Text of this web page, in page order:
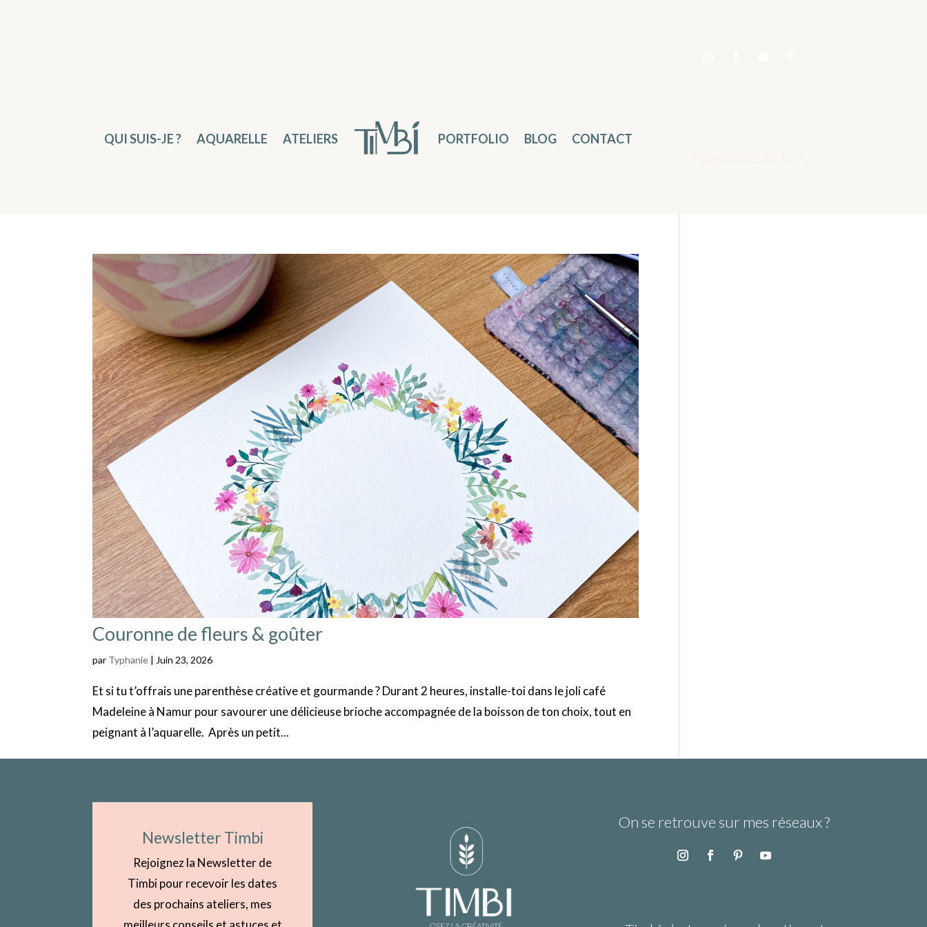
QUI SUIS-JE ? AQUARELLE ATELIERS PORTFOLIO BLOG CONTACT
Couronne de fleurs & goûter
par Typhanie | Juin 23, 2026
Et si tu t’offrais une parenthèse créative et gourmande ? Durant 2 heures, installe-toi dans le joli café
Madeleine à Namur pour savourer une délicieuse brioche accompagnée de la boisson de ton choix, tout en
peignant à l’aquarelle. Après un petit...
Newsletter Timbi
Rejoignez la Newsletter de
Timbi pour recevoir les dates
des prochains ateliers, mes
On se retrouve sur mes réseaux ?